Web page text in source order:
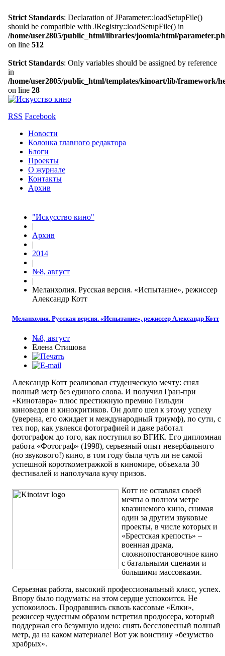
Strict Standards: Declaration of JParameter::loadSetupFile()
should be compatible with JRegistry::loadSetupFile() in
/home/user2805/public_html/libraries/joomla/html/
on line 512
Strict Standards: Only variables should be assigned by reference
in
/home/user2805/public_html/templates/kinoart/lib/framework/
on line 28
RSS Facebook
Новости
Колонка главного редактора
Блоги
Проекты
О журнале
Контакты
Архив
"Искусство кино"
|
Архив
|
2014
|
№8, август
|
Меланхолия. Русская версия. «Испытание», режиссер
Александр Котт
Меланхолия. Русская версия. «Испытание», режиссер Александр Котт
№8, август
Елена Стишова
Александр Котт реализовал студенческую мечту: снял
полный метр без единого слова. И получил Гран-при
«Кинотавра» плюс престижную премию Гильдии
киноведов и кинокритиков. Он долго шел к этому успеху
(уверена, его ожидает и международный триумф), по сути, с
тех пор, как увлекся фотографией и даже работал
фотографом до того, как поступил во ВГИК. Его дипломная
работа «Фотограф» (1998), серьезный опыт невербального
(но звукового!) кино, в том году была чуть ли не самой
успешной короткометражкой в киномире, объехала 30
фестивалей и наполучала кучу призов.
Котт не оставлял своей
мечты о полном метре
квазинемого кино, снимая
один за другим звуковые
проекты, в числе которых и
«Брестская крепость» –
военная драма,
сложнопостановочное кино
с батальными сценами и
большими массовками.
Серьезная работа, высокий профессиональный класс, успех.
Впору было подумать: на этом сердце успокоится. Не
успокоилось. Продравшись сквозь кассовые «Елки»,
режиссер чудесным образом встретил продюсера, который
поддержал его безумную идею: снять бессловесный полный
метр, да на каком материале! Вот уж воистину «безумство
храбрых».